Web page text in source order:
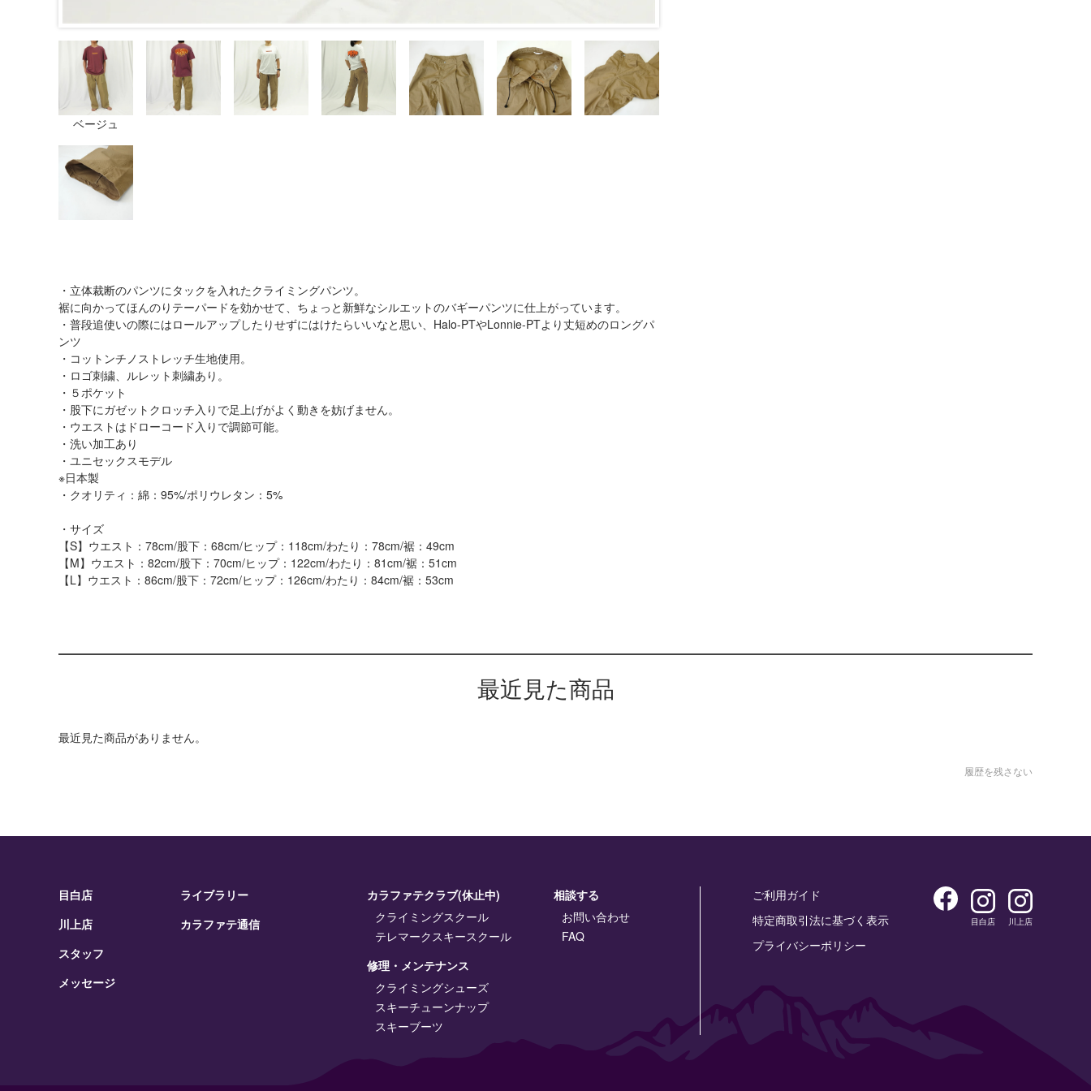
ベージュ
・立体裁断のパンツにタックを入れたクライミングパンツ。
裾に向かってほんのりテーパードを効かせて、ちょっと新鮮なシルエットのバギーパンツに仕上がっています。
・普段追使いの際にはロールアップしたりせずにはけたらいいなと思い、Halo-PTやLonnie-PTより丈短めのロングパ
ンツ
・コットンチノストレッチ生地使用。
・ロゴ刺繍、ルレット刺繍あり。
・５ポケット
・股下にガゼットクロッチ入りで足上げがよく動きを妨げません。
・ウエストはドローコード入りで調節可能。
・洗い加工あり
・ユニセックスモデル
※日本製
・クオリティ：綿：95%/ポリウレタン：5%
・サイズ
【S】ウエスト：78cm/股下：68cm/ヒップ：118cm/わたり：78cm/裾：49cm
【M】ウエスト：82cm/股下：70cm/ヒップ：122cm/わたり：81cm/裾：51cm
【L】ウエスト：86cm/股下：72cm/ヒップ：126cm/わたり：84cm/裾：53cm
最近見た商品
最近見た商品がありません。
履歴を残さない
目白店
川上店
スタッフ
メッセージ
ライブラリー
カラファテ通信
カラファテクラブ(休止中)
クライミングスクール
テレマークスキースクール
修理・メンテナンス
クライミングシューズ
スキーチューンナップ
スキーブーツ
相談する
お問い合わせ
FAQ
ご利用ガイド
特定商取引法に基づく表示
プライバシーポリシー
目白店 川上店